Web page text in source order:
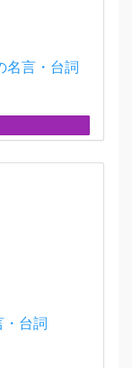
名言・台詞
台詞